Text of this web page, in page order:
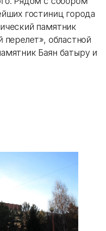
гостиниц города
памятник
областной
Баян батыру и